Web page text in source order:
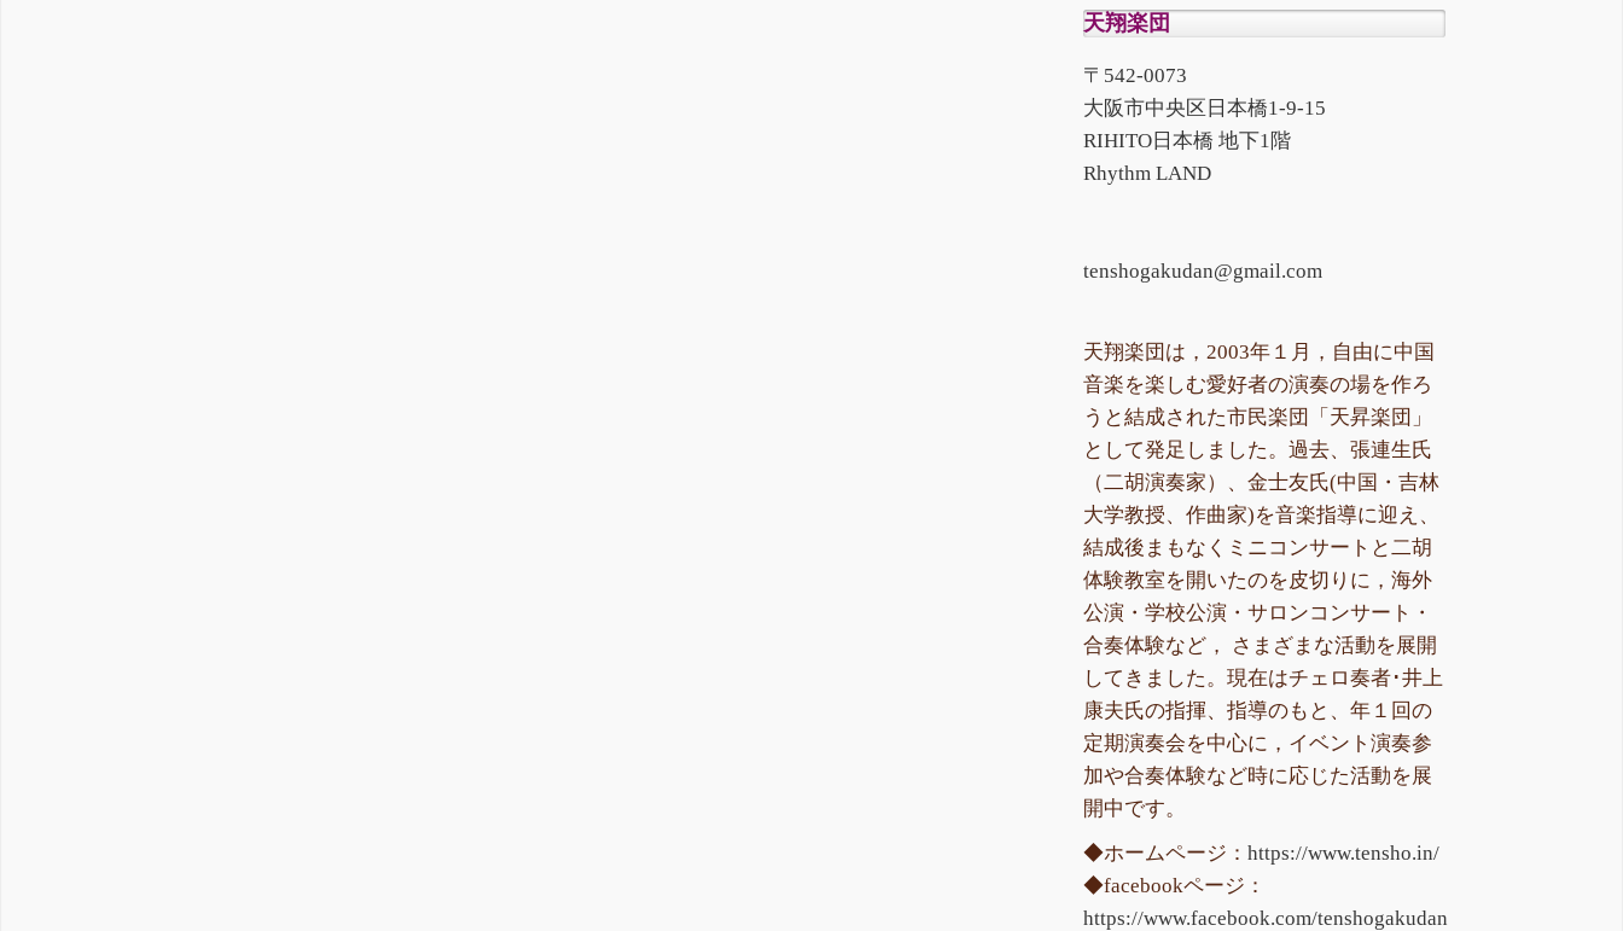
天翔楽団
〒542-0073
大阪市中央区日本橋1-9-15
RIHITO日本橋 地下1階
Rhythm LAND
tenshogakudan@gmail.com
天翔楽団は，2003年１月，自由に中国
音楽を楽しむ愛好者の演奏の場を作ろ
うと結成された市民楽団「天昇楽団」
として発足しました。過去、張連生氏
（二胡演奏家）、金士友氏(中国・吉林
大学教授、作曲家)を音楽指導に迎え、
結成後まもなくミニコンサートと二胡
体験教室を開いたのを皮切りに，海外
公演・学校公演・サロンコンサート・
合奏体験など， さまざまな活動を展開
してきました。現在はチェロ奏者･井上
康夫氏の指揮、指導のもと、年１回の
定期演奏会を中心に，イベント演奏参
加や合奏体験など時に応じた活動を展
開中です。
◆ホームページ： https://www.tensho.in/
◆facebookページ：
https://www.facebook.com/tenshogakudan